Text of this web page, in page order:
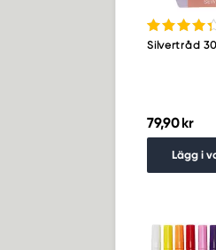
Silvertråd
79,90 kr
Lägg i